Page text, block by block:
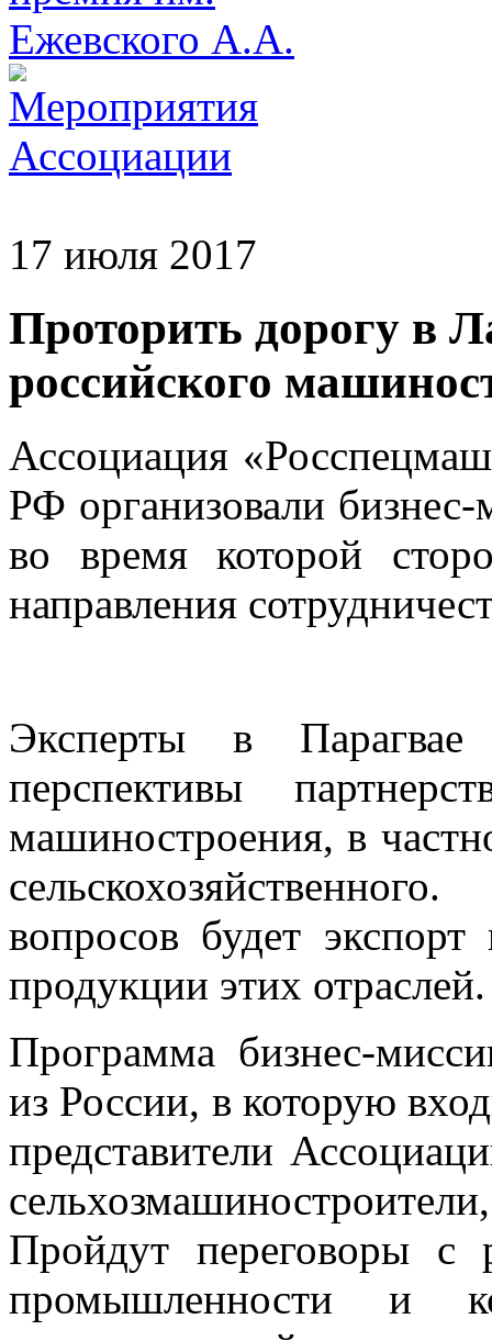
17 июля 2017
Проторить дорогу в
российского
Ассоциация
РФ организовали
во время которой
направления
Эксперты в
перспективы
машиностроения, в
вопросов будет
продукции этих отраслей.
Программа бизнес-
из России, в которую
представители
Пройдут переговоры с
промышленности и